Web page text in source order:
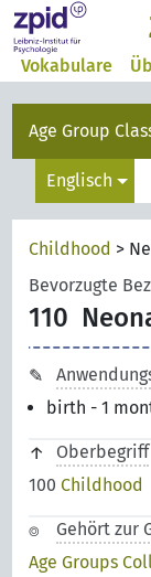
Vokabulare
Age Group
Englisch
Childhood >
Bevorzugte
110
birth - 1
Oberbegriff
100Childhood
Gehört zur
Age Groups